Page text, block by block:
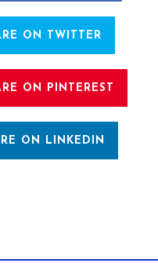
ON TWITTER
ON PINTEREST
ON LINKEDIN